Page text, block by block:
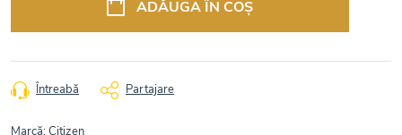
ADĂUGA ÎN COŞ
Întreabă Partajare
Marcă:Citizen